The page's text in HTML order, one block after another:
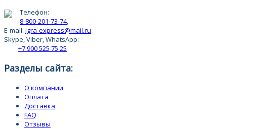
Телефон:
8-800-201-73-74,
E-mail: igra-express@mail.ru
Skype, Viber, WhatsApp:
+7 900 525 75 25
Разделы сайта:
О компании
Оплата
Доставка
FAQ
Отзывы